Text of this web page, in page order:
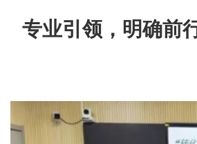
专业引领，明确前